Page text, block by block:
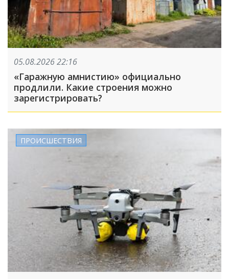
05.08.2026 22:16
«Гаражную амнистию» официально
продлили. Какие строения можно
зарегистрировать?
ПРОИСШЕСТВИЯ